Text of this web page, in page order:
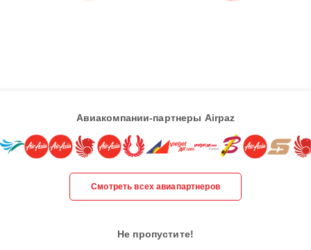
Авиакомпании-партнеры Airpaz
Смотреть всех авиапартнеров
Не пропустите!